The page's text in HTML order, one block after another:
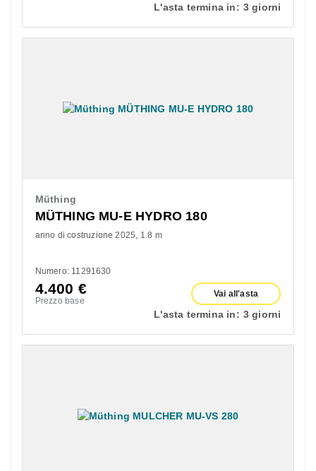
L'asta termina in: 3 giorni
Müthing
MÜTHING MU-E HYDRO 180
anno di costruzione 2025 1.8 m
Numero: 11291630
4.400 €
Prezzo base
Vai all'asta
L'asta termina in: 3 giorni